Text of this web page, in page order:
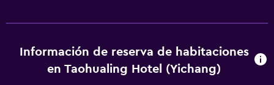
Restaurante
Cafetería
Información de reserva de habitaciones
en Taohualing Hotel (Yichang)